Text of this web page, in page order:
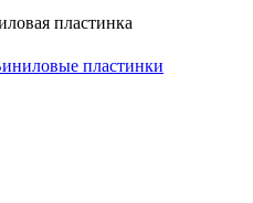
пластинка
пластинки